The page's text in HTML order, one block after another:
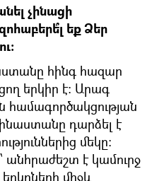
չինացի
եք Ձեր
հինգ հազար
երկիր է: Արագ
համագործակցության
դարձել է
մեկը:
անհրաժեշտ է կամուրջ
միջև